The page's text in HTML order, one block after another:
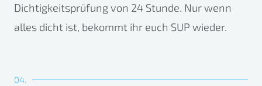
Dichtigkeitsprüfung von 24 Stunde. Nur wenn
alles dicht ist, bekommt ihr euch SUP wieder.
04.